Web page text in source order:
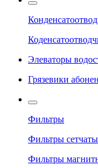
Элеваторы
Грязевики
Фильтры
Фильтры
Фильтры